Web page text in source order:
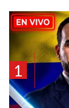
1